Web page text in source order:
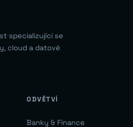
specializující se
cloud a datové
ODVĚTVÍ
Banky & Finance